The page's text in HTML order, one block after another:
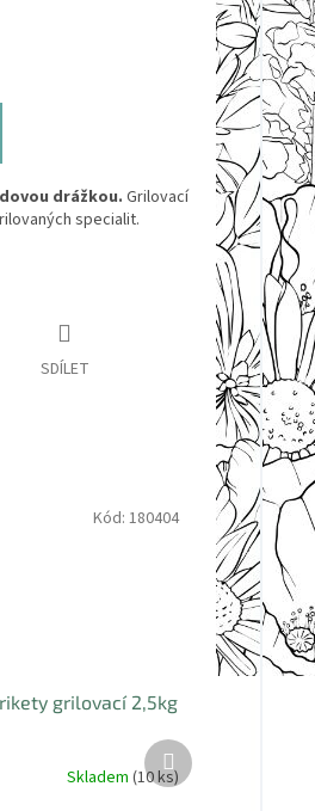
drážkou.Grilovací
specialit.
SDÍLET
grilovací 2,5kg
Skladem (10 ks)
Kód: 180404
Další
produkt